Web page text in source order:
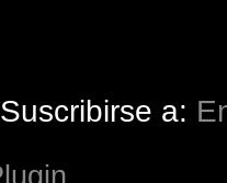
Suscribirse a: